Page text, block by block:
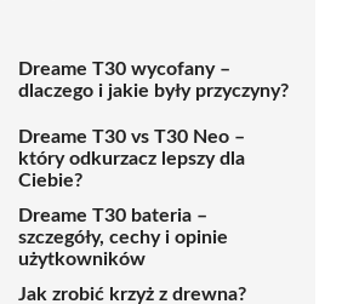
Dreame T30 wycofany –
dlaczego i jakie były przyczyny?
Dreame T30 vs T30 Neo –
który odkurzacz lepszy dla
Ciebie?
Dreame T30 bateria –
szczegóły, cechy i opinie
użytkowników
Jak zrobić krzyż z drewna?